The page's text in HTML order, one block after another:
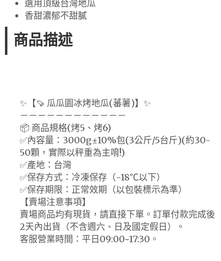
選用頂級台灣地瓜
香甜濃郁不甜膩
商品描述
✨【🍠 瓜瓜園冰烤地瓜(蕃薯)】✨
－－－－－－－－－－－－
📦 商品規格(烤5、烤6)
✅內容量：3000g±10%包(3公斤/5台斤)(約30-
50顆，實際以秤重為主唷!)
✅產地：台灣
✅保存方式：冷凍保存（-18℃以下）
✅保存期限：正常效期（以包裝標示為準）
【賣場注意事項】
賣場商品均有現貨，請直接下單。訂單付款完成後
2天內出貨（不含週六、日及國定假日）。
客服營業時間：平日09:00~17:30。